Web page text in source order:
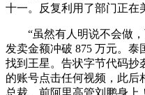
十一。反复利用了部门正在
“虽然有人明说不会做，
发卖金额冲破 875 万元。泰
找到王星。告状字节代码抄
的账号点击任何视频，此后
总裁、前阿里高管刘鹏身上！